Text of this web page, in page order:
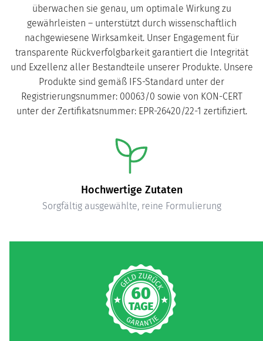
überwachen sie genau, um optimale Wirkung zu
gewährleisten – unterstützt durch wissenschaftlich
nachgewiesene Wirksamkeit. Unser Engagement für
transparente Rückverfolgbarkeit garantiert die Integrität
und Exzellenz aller Bestandteile unserer Produkte. Unsere
Produkte sind gemäß IFS-Standard unter der
Registrierungsnummer: 00063/0 sowie von KON-CERT
unter der Zertifikatsnummer: EPR-26420/22-1 zertifiziert.
Hochwertige Zutaten
Sorgfältig ausgewählte, reine Formulierung